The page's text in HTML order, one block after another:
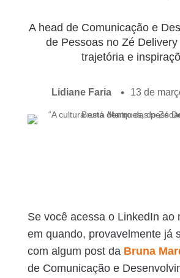
A head de Comunicação e
de Pessoas no Zé
trajetória e
Lidiane Faria 13 de
Se você acessa o LinkedIn ao
em quando, provavelmente já
com algum post da Bruna
de Comunicação e